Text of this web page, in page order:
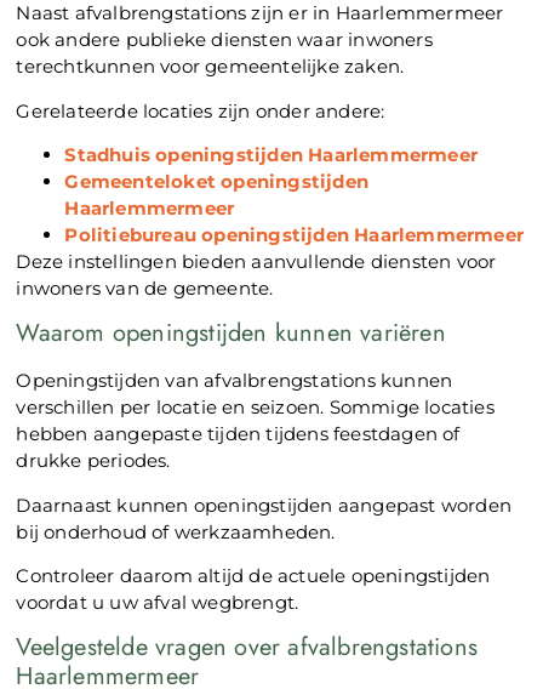
Naast afvalbrengstations zijn er in Haarlemmermeer
ook andere publieke diensten waar inwoners
terechtkunnen voor gemeentelijke zaken.
Gerelateerde locaties zijn onder andere:
Stadhuis openingstijden Haarlemmermeer
Gemeenteloket openingstijden
Haarlemmermeer
Politiebureau openingstijden Haarlemmermeer
Deze instellingen bieden aanvullende diensten voor
inwoners van de gemeente.
Waarom openingstijden kunnen variëren
Openingstijden van afvalbrengstations kunnen
verschillen per locatie en seizoen. Sommige locaties
hebben aangepaste tijden tijdens feestdagen of
drukke periodes.
Daarnaast kunnen openingstijden aangepast worden
bij onderhoud of werkzaamheden.
Controleer daarom altijd de actuele openingstijden
voordat u uw afval wegbrengt.
Veelgestelde vragen over afvalbrengstations
Haarlemmermeer